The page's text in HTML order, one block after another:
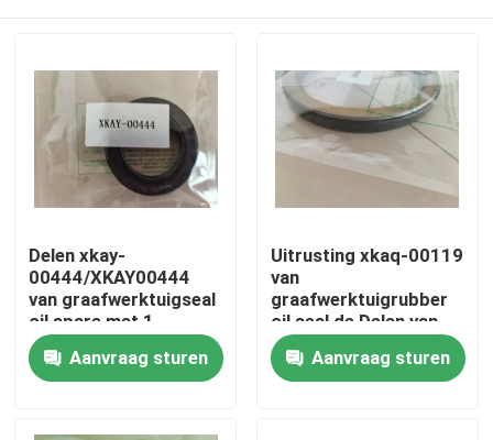
Huis
Producten
Delen xkay-
00444/XKAY00444
van graafwerktuigseal
oil spare met 1
Jaargarantie
Aanvraag sturen
Uitrusting xkaq-00119
van
graafwerktuigrubber
oil seal de Delen van
Bouwmachines
Aanvraag sturen